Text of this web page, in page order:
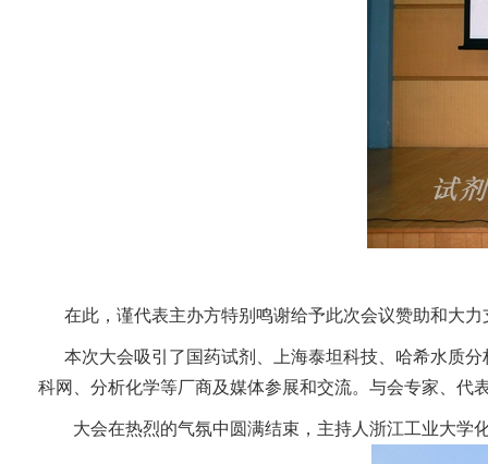
在此，谨代表主办方特别鸣谢给予此次会议赞助和大
本次大会吸引了国药试剂、上海泰坦科技、哈希水质
科网、分析化学等厂商及媒体参展和交流。与会专家、代
大会在热烈的气氛中圆满结束，主持人浙江工业大